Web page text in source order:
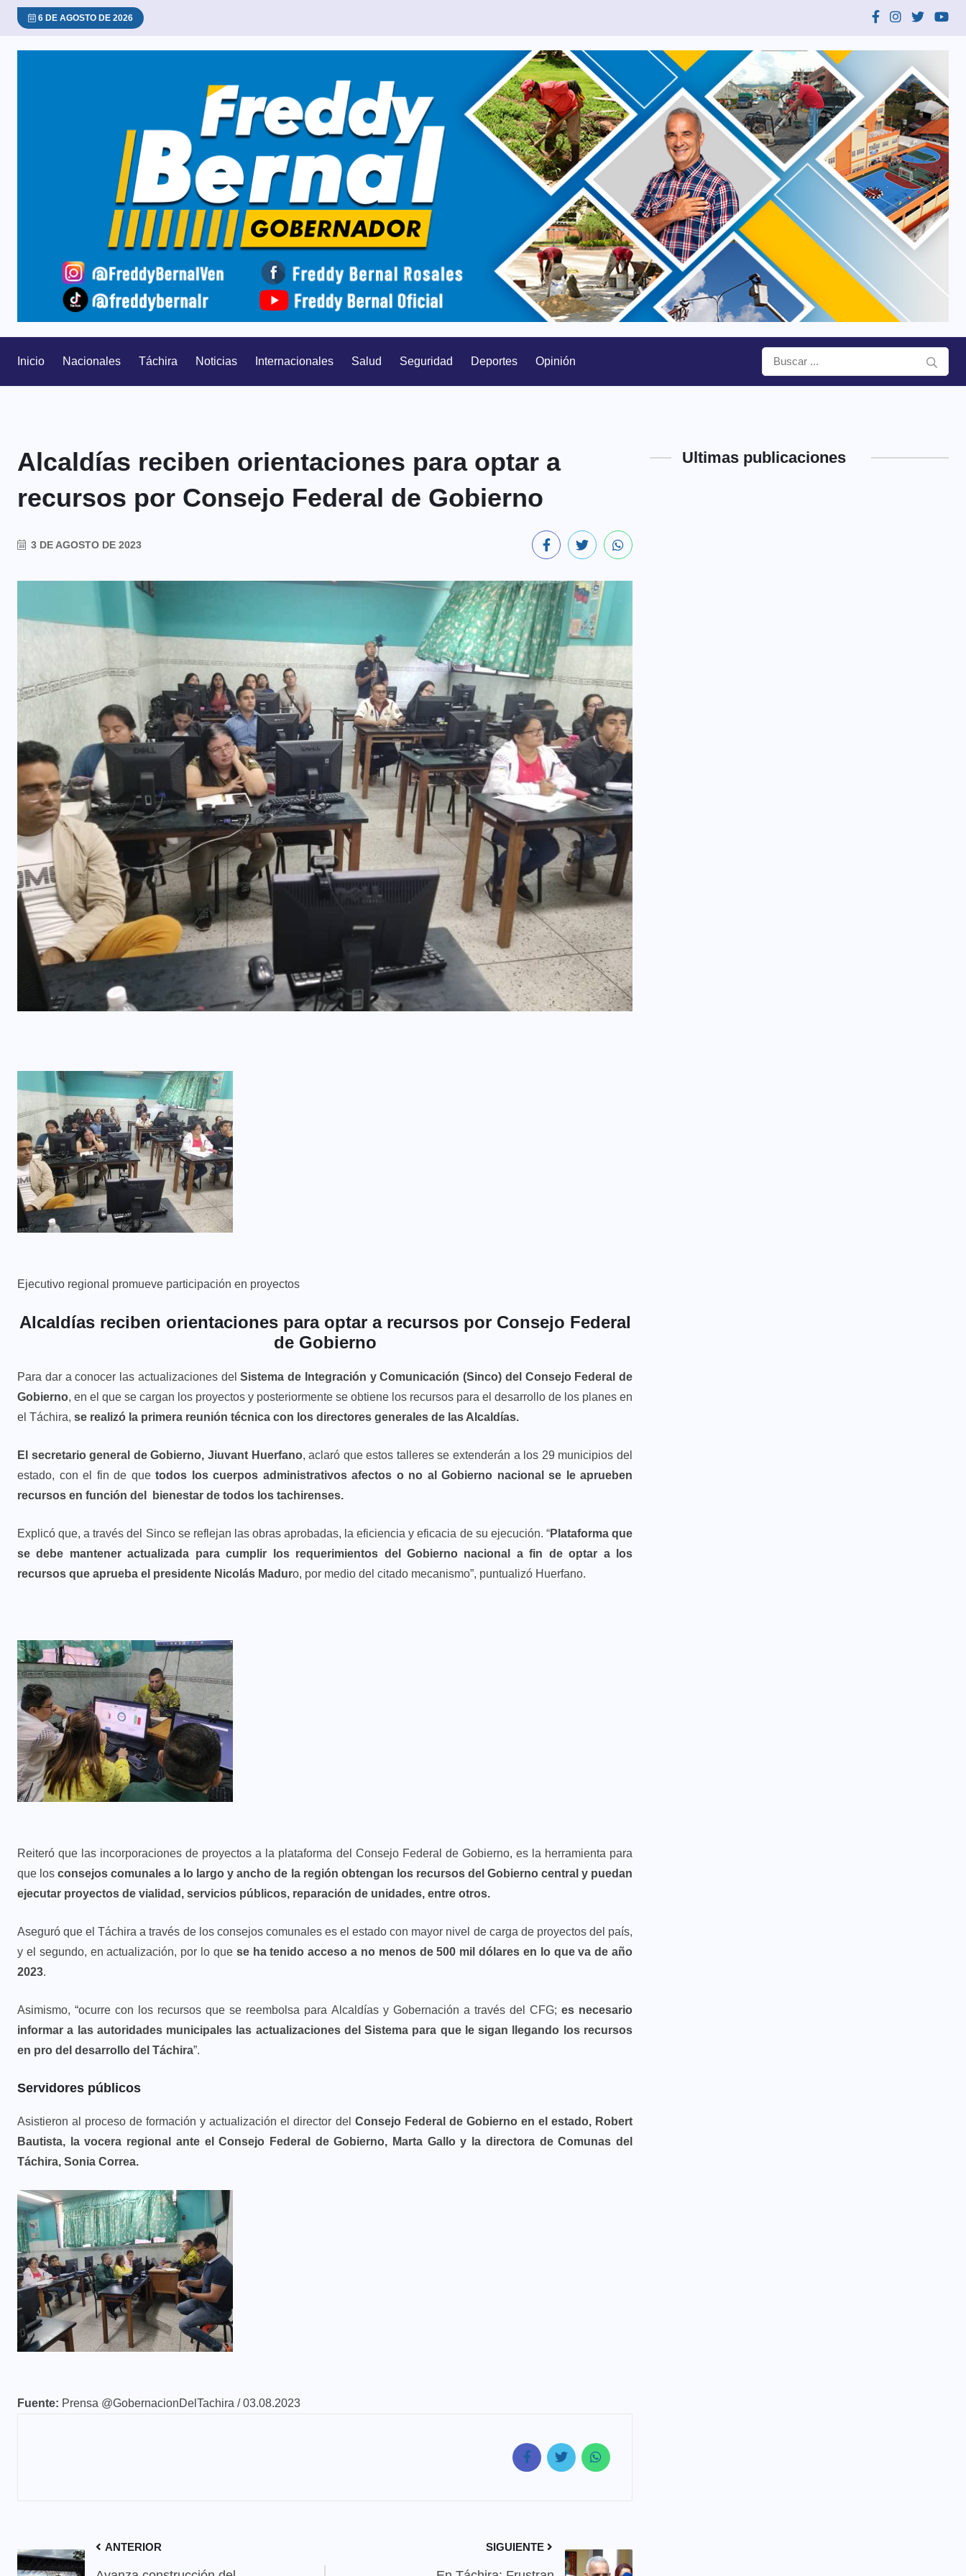
6 DE AGOSTO DE 2026
Inicio Nacionales Táchira Noticias Internacionales Salud Seguridad Deportes Opinión
Alcaldías reciben orientaciones para optar a
recursos por Consejo Federal de Gobierno
3 DE AGOSTO DE 2023
Ejecutivo regional promueve participación en proyectos
Alcaldías reciben orientaciones para optar a recursos por Consejo Federal
de Gobierno
Para dar a conocer las actualizaciones delSistema de Integración y Comunicación (Sinco) del Consejo Federal de
Gobierno, en el que se cargan los proyectos y posteriormente se obtiene los recursos para el desarrollo de los planes en
el Táchira, se realizó la primera reunión técnica con los directores generales de las Alcaldías.
El secretario general de Gobierno, Jiuvant Huerfano, aclaró que estos talleres se extenderán a los 29 municipios del
estado, con el fin de que todos los cuerpos administrativos afectos o no al Gobierno nacional se le aprueben
recursos en función del bienestar de todos los tachirenses.
Explicó que, a través del Sinco se reflejan las obras aprobadas, la eficiencia y eficacia de su ejecución. “Plataforma que
se debe mantener actualizada para cumplir los requerimientos del Gobierno nacional a fin de optar a los
recursos que aprueba el presidente Nicolás Maduro, por medio del citado mecanismo”, puntualizó Huerfano.
Reiteró que las incorporaciones de proyectos a la plataforma del Consejo Federal de Gobierno, es la herramienta para
que losconsejos comunales a lo largo y ancho de la región obtengan los recursos del Gobierno central y puedan
ejecutar proyectos de vialidad, servicios públicos, reparación de unidades, entre otros.
Aseguró que el Táchira a través de los consejos comunales es el estado con mayor nivel de carga de proyectos del país,
y el segundo, en actualización, por lo que se ha tenido acceso a no menos de 500 mil dólares en lo que va de año
2023.
Asimismo, “ocurre con los recursos que se reembolsa para Alcaldías y Gobernación a través del CFG; es necesario
informar a las autoridades municipales las actualizaciones del Sistema para que le sigan llegando los recursos
en pro del desarrollo del Táchira”.
Servidores públicos
Asistieron al proceso de formación y actualización el director del Consejo Federal de Gobierno en el estado, Robert
Bautista, la vocera regional ante el Consejo Federal de Gobierno, Marta Gallo y la directora de Comunas del
Táchira, Sonia Correa.
Fuente: Prensa @GobernacionDelTachira / 03.08.2023
ANTERIOR SIGUIENTE
Ultimas publicaciones